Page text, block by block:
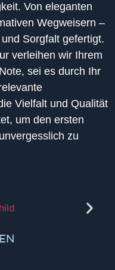
Von eleganten
Wegweisern –
Sorgfalt gefertigt.
verleihen wir Ihrem
sei es durch Ihr
Vielfalt und Qualität
um den ersten
zu